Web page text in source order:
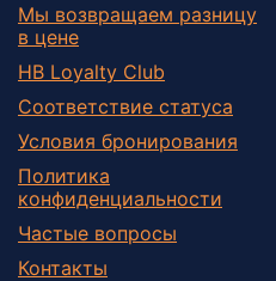
Мы возвращаем разницу
в цене
HB Loyalty Club
Соответствие статуса
Условия бронирования
Политика
конфиденциальности
Частые вопросы
Контакты